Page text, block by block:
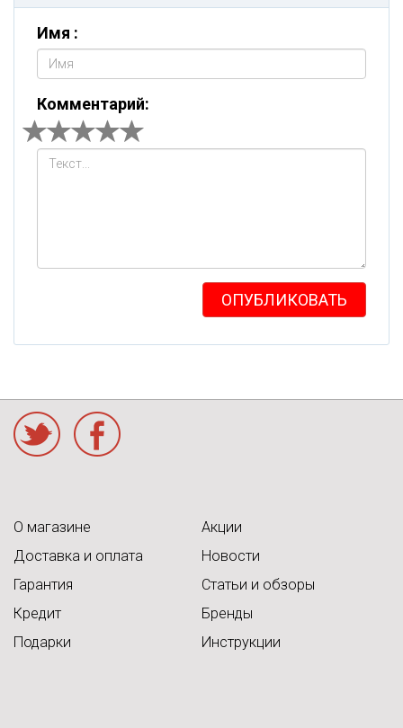
Имя :
Комментарий:
ОПУБЛИКОВАТЬ
О магазине
Доставка и оплата
Гарантия
Кредит
Подарки
Акции
Новости
Статьи и обзоры
Бренды
Инструкции